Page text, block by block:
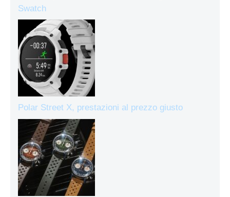
Swatch
Polar Street X, prestazioni al prezzo giusto